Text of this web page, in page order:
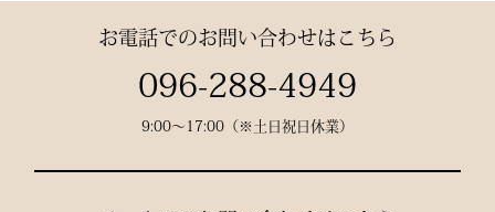
熟練職人の 丁寧な縫製
お電話でのお問い合わせはこちら
096-288-4949
9:00〜17:00（※土日祝日休業）